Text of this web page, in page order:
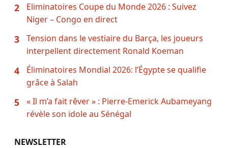
2
Eliminatoires Coupe du Monde 2026 : Suivez
Niger – Congo en direct
3
Tension dans le vestiaire du Barça, les joueurs
interpellent directement Ronald Koeman
4
Éliminatoires Mondial 2026: l’Égypte se qualifie
grâce à Salah
5
« Il m’a fait rêver » : Pierre-Emerick Aubameyang
révèle son idole au Sénégal
NEWSLETTER